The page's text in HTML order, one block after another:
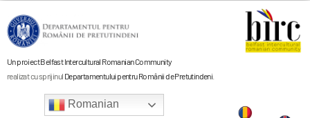
Romanian
Un proiect Belfast Intercultural Romanian Community
realizat cu sprijinul Departamentului pentru Românii de Pretutindeni